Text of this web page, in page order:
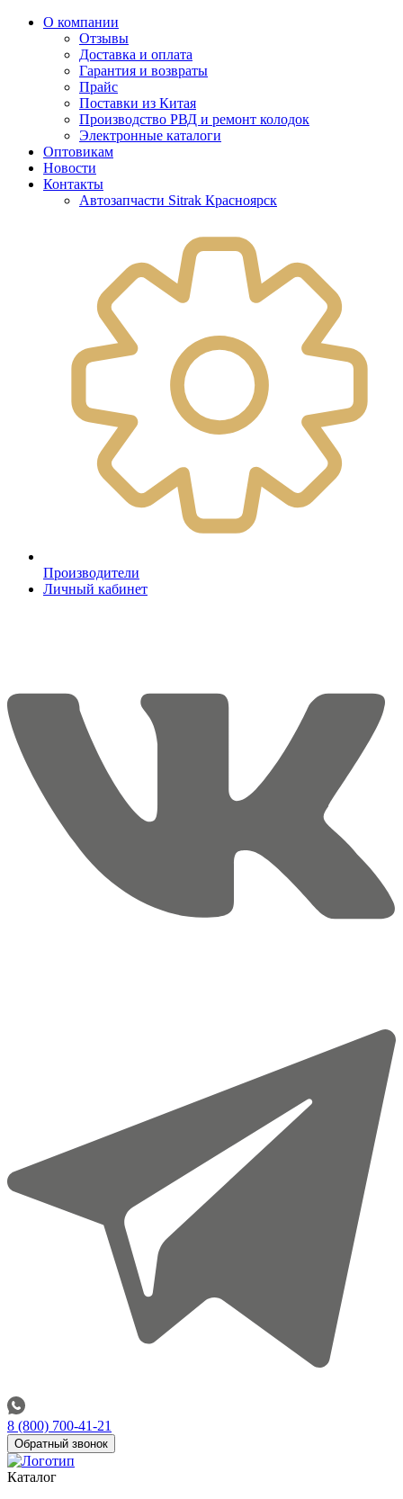
О компании
Отзывы
Доставка и оплата
Гарантия и возвраты
Прайс
Поставки из Китая
Производство РВД и ремонт колодок
Электронные каталоги
Оптовикам
Новости
Контакты
Автозапчасти Sitrak Красноярск
Производители
Личный кабинет
8 (800) 700-41-21
Обратный звонок
Каталог